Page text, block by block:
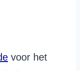
voor het